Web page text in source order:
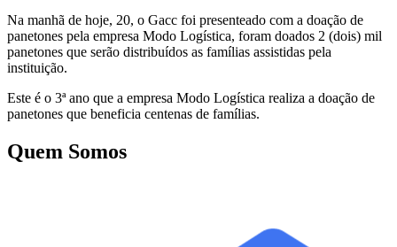
Na manhã de hoje, 20, o Gacc foi presenteado com a doação de
panetones pela empresa Modo Logística, foram doados 2 (dois) mil
panetones que serão distribuídos as famílias assistidas pela
instituição.
Este é o 3ª ano que a empresa Modo Logística realiza a doação de
panetones que beneficia centenas de famílias.
Quem Somos